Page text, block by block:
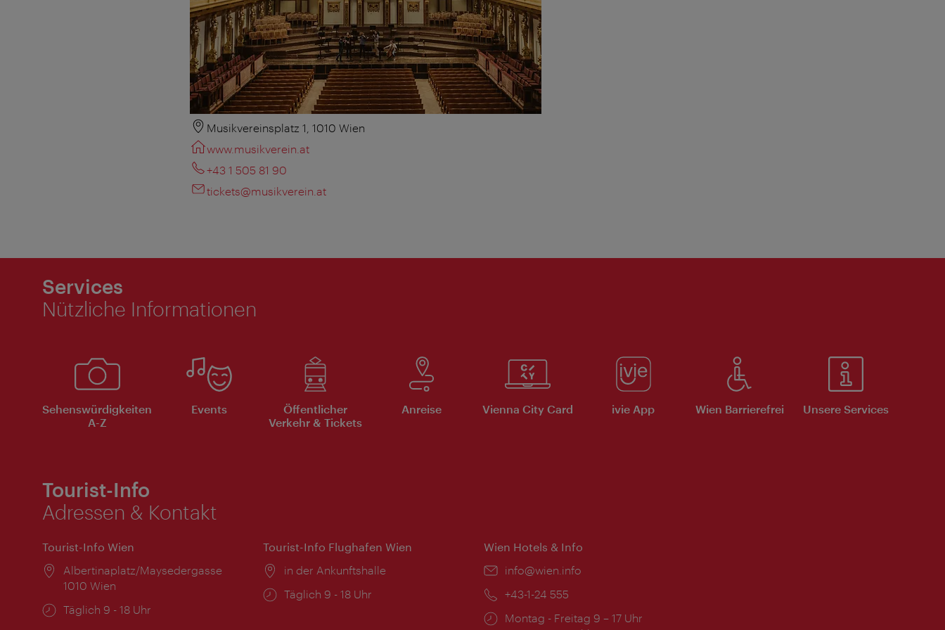
Musikvereinsplatz 1, 1010 Wien
www.musikverein.at
+43 1 505 81 90
tickets@musikverein.at
Services
Nützliche Informationen
Sehenswürdigkeiten
A-Z
Events
Öffentlicher
Verkehr & Tickets
Anreise Vienna City Card ivie App Wien Barrierefrei Unsere Services
Tourist-Info
Adressen & Kontakt
Tourist-Info Wien
Ort:
Albertinaplatz/Maysedergasse
1010 Wien
Öffnungszeiten:
Täglich 9 - 18 Uhr
Tourist-Info Flughafen Wien
Ort:
in der Ankunftshalle
Öffnungszeiten:
Täglich 9 - 18 Uhr
Wien Hotels & Info
Email:
info@wien.info
Telefon:
+43-1-24 555
Öffnungszeiten:
Montag - Freitag 9 – 17 Uhr